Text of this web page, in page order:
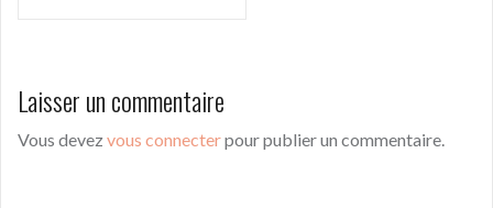
Laisser un commentaire
Vous devez vous connecterpour publier un commentaire.